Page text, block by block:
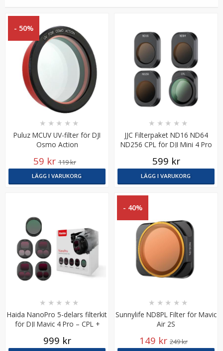
PGYTECH Propellerskydd med lysdioder för Mavic Pro
1 199 kr
LÄGG I VARUKORG
★
- 50%
Puluz MCUV UV-filter för DJI
Osmo Action
★ ★ ★ ★ ★
59 kr 119 kr
LÄGG I VARUKORG
JJC Filterpaket ND16 ND64
ND256 CPL för DJI Mini 4 Pro
★ ★ ★ ★ ★
599 kr
LÄGG I VARUKORG
Haida NanoPro 5-delars filterkit
för DJI Mavic 4 Pro – CPL +
★ ★ ★ ★ ★
999 kr
- 40%
Sunnylife ND8PL Filter för Mavic
Air 2S
★ ★ ★ ★ ★
149 kr 249 kr